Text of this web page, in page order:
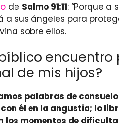
de Salmo 91:11: “Porque
a sus ángeles para
sobre ellos.
de mis hijos?
palabras de
él en la angustia; lo
los momentos de